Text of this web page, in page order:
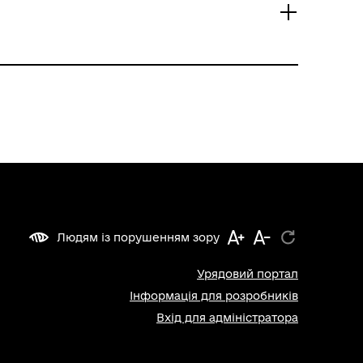
Людям із порушенням зору
Урядовий портал
Інформація для розробників
Вхід для адміністратора